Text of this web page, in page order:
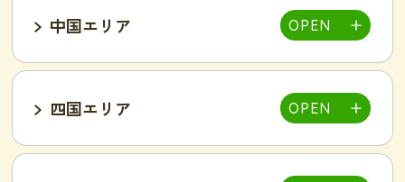
池袋西口店
吉祥寺駅前店
小岩駅前店 渋谷店 新橋店
小山店
富山インター店
甲府中央店
明石駅前店
豊岡店
東加古川店
姫路店
中国エリア
四国エリア